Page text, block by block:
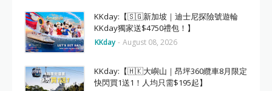
KKday:【🇸🇬新加坡｜迪士尼探險號遊輪
KKday獨家送$4750禮包！】
KKday - August 08, 2026
KKday:【🇭🇰大嶼山｜昂坪360纜車8月限定
快閃買1送1！人均只需$195起】